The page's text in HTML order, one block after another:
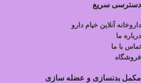
دسترسی سریع
داروخانه آنلاین خیام دارو
درباره ما
تماس با ما
فروشگاه
مکمل بدنسازی و عضله سازی